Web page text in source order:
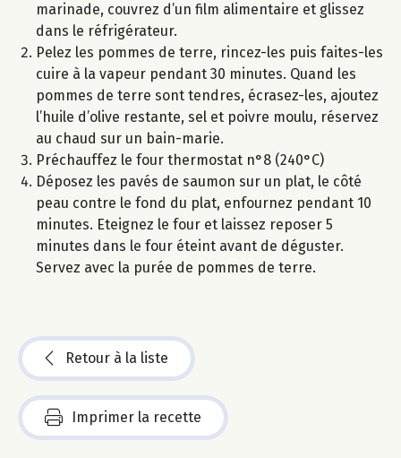
marinade, couvrez d’un film alimentaire et glissez
dans le réfrigérateur.
Pelez les pommes de terre, rincez-les puis faites-les
cuire à la vapeur pendant 30 minutes. Quand les
pommes de terre sont tendres, écrasez-les, ajoutez
l’huile d’olive restante, sel et poivre moulu, réservez
au chaud sur un bain-marie.
Préchauffez le four thermostat n°8 (240°C)
Déposez les pavés de saumon sur un plat, le côté
peau contre le fond du plat, enfournez pendant 10
minutes. Eteignez le four et laissez reposer 5
minutes dans le four éteint avant de déguster.
Servez avec la purée de pommes de terre.
Retour à la liste
Imprimer la recette